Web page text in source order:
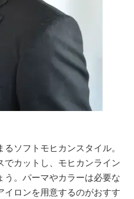
ソフトモヒカンスタイル。
カットし、モヒカンライン
。パーマやカラーは必要な
イロンを用意するのがおすす